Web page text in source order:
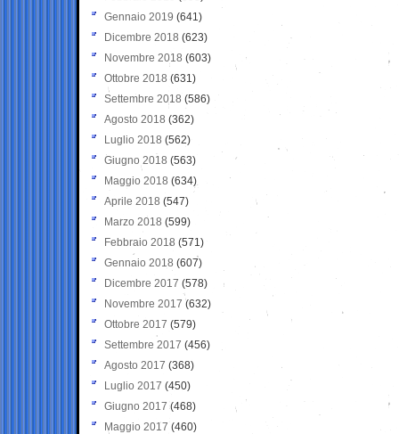
Gennaio 2019 (641)
Dicembre 2018 (623)
Novembre 2018 (603)
Ottobre 2018 (631)
Settembre 2018 (586)
Agosto 2018 (362)
Luglio 2018 (562)
Giugno 2018 (563)
Maggio 2018 (634)
Aprile 2018 (547)
Marzo 2018 (599)
Febbraio 2018 (571)
Gennaio 2018 (607)
Dicembre 2017 (578)
Novembre 2017 (632)
Ottobre 2017 (579)
Settembre 2017 (456)
Agosto 2017 (368)
Luglio 2017 (450)
Giugno 2017 (468)
Maggio 2017 (460)